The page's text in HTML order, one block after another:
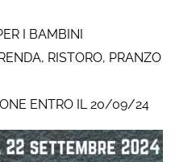
I BAMBINI
RISTORO, PRANZO
ENTRO IL 20/09/24